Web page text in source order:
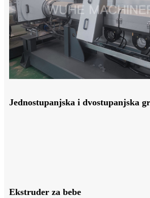
Jednostupanjska i dvostupanjska
Ekstruder za bebe